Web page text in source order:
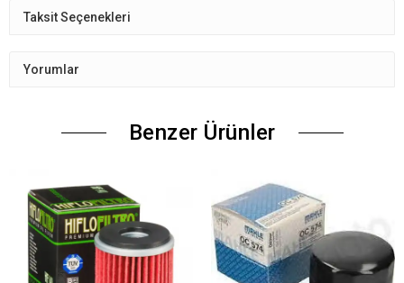
Taksit Seçenekleri
Yorumlar
Benzer Ürünler